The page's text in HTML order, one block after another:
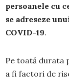
persoanele cu
se adreseze
COVID-19.
Pe toată durata
a fi factori de